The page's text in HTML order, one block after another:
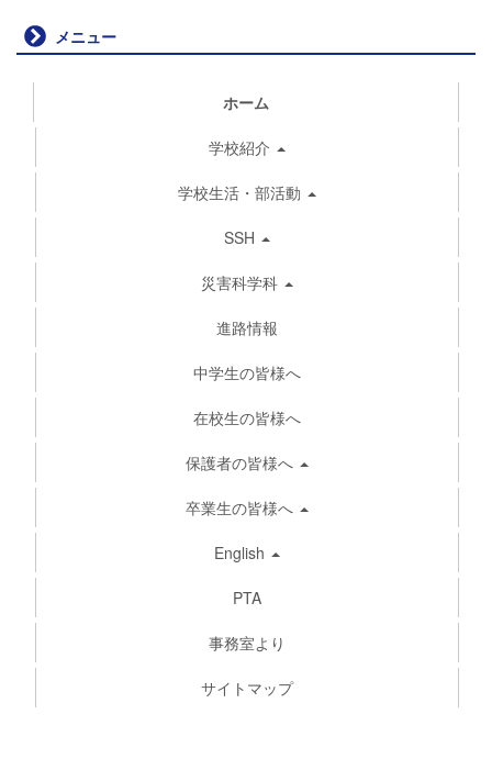
メニュー
ホーム
学校紹介
学校生活・部活動
SSH
災害科学科
進路情報
中学生の皆様へ
在校生の皆様へ
保護者の皆様へ
卒業生の皆様へ
English
PTA
事務室より
サイトマップ